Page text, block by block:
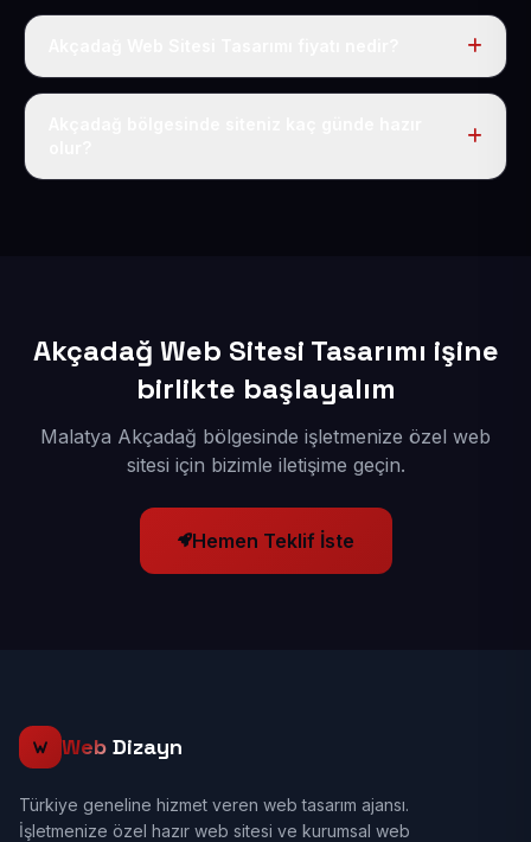
Tek fiyat uygulanır: yıllık 50 USD + KDV. Bu bedele alan
Akçadağ Web Sitesi Tasarımı işine
birlikte başlayalım
Malatya Akçadağ bölgesinde işletmenize özel web
sitesi için bizimle iletişime geçin.
Hemen Teklif İste
Web Dizayn
Türkiye geneline hizmet veren web tasarım ajansı.
İşletmenize özel hazır web sitesi ve kurumsal web